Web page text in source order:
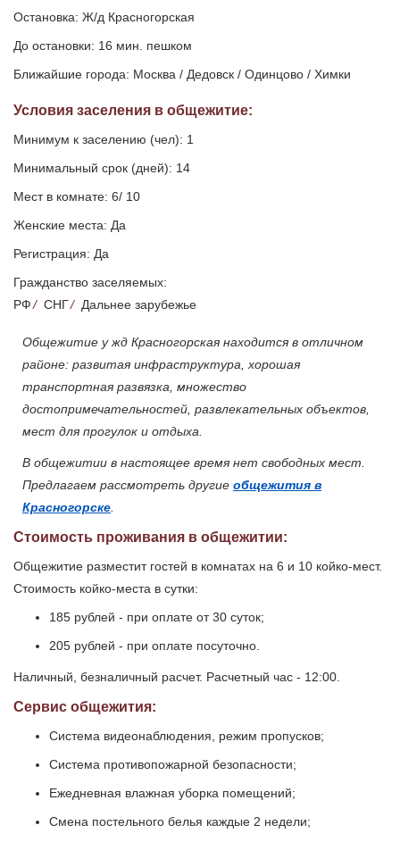
Остановка: Ж/д Красногорская
До остановки: 16 мин. пешком
Ближайшие города: Москва / Дедовск / Одинцово / Химки
Условия заселения в общежитие:
Минимум к заселению (чел): 1
Минимальный срок (дней): 14
Мест в комнате: 6/ 10
Женские места: Да
Регистрация: Да
Гражданство заселяемых:
РФ/ СНГ/ Дальнее зарубежье
Общежитие у жд Красногорская находится в отличном
районе: развитая инфраструктура, хорошая
транспортная развязка, множество
достопримечательностей, развлекательных объектов,
мест для прогулок и отдыха.
В общежитии в настоящее время нет свободных мест.
Предлагаем рассмотреть другие общежития в
Красногорске.
Стоимость проживания в общежитии:
Общежитие разместит гостей в комнатах на 6 и 10 койко-мест.
Стоимость койко-места в сутки:
185 рублей - при оплате от 30 суток;
205 рублей - при оплате посуточно.
Наличный, безналичный расчет. Расчетный час - 12:00.
Сервис общежития:
Система видеонаблюдения, режим пропусков;
Система противопожарной безопасности;
Ежедневная влажная уборка помещений;
Смена постельного белья каждые 2 недели;